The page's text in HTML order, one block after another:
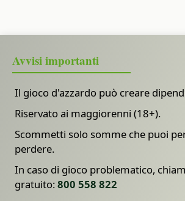
Avvisi importanti
Il gioco d'azzardo può creare
Riservato ai maggiorenni (18+).
Scommetti solo somme che puoi
perdere.
In caso di gioco problematico,
gratuito:800 558 822